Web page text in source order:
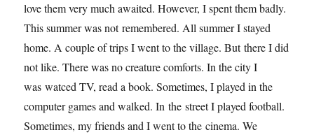
love them very much awaited. However, I spent them badly.
This summer was not remembered. All summer I stayed
home. A couple of trips I went to the village. But there I did
not like. There was no creature comforts. In the city I
was watced TV, read a book. Sometimes, I played in the
computer games and walked. In the street I played football.
Sometimes, my friends and I went to the cinema. We